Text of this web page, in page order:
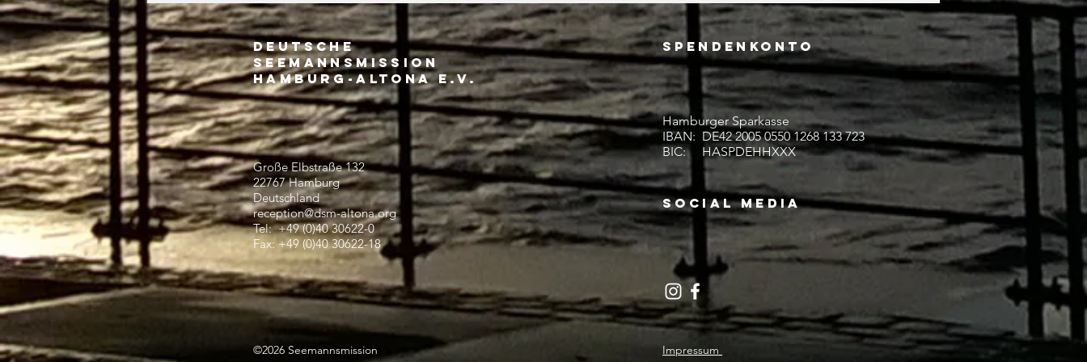
Deutsche
Seemannsmission
Hamburg-Altona e.V.
Spendenkonto
Hamburger Sparkasse
IBAN: DE42 2005 0550 1268 133 723
BIC: HASPDEHHXXX
Große Elbstraße 132
22767 Hamburg
Deutschland
reception@dsm-altona.org
Tel: +49 (0)40 30622-0
Fax: +49 (0)40 30622-18
SOCIAL MEDIA
©2026 Seemannsmission Impressum